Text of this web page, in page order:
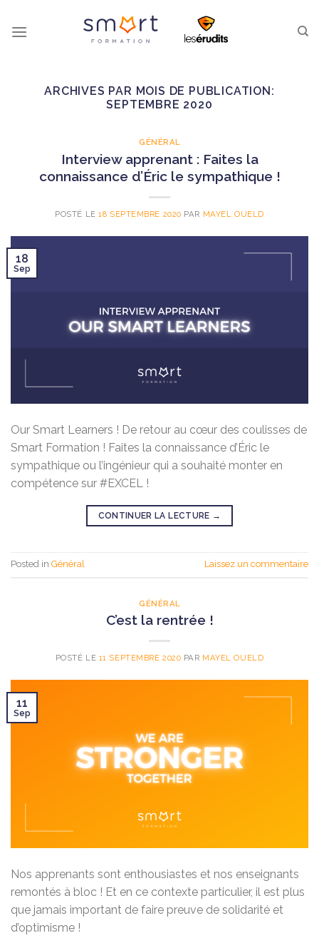
ARCHIVES PAR MOIS DE PUBLICATION:
SEPTEMBRE 2020
GÉNÉRAL
Interview apprenant : Faites la
connaissance d’Éric le sympathique !
POSTÉ LE18 SEPTEMBRE 2020 PAR MAYEL OUELD
18
Sep
Our Smart Learners ! De retour au cœur des coulisses de
Smart Formation ! Faites la connaissance d’Éric le
sympathique ou l’ingénieur qui a souhaité monter en
compétence sur #EXCEL !
CONTINUER LA LECTURE →
Posted in Général Laissez un commentaire
GÉNÉRAL
C’est la rentrée !
POSTÉ LE 11 SEPTEMBRE 2020 PAR MAYEL OUELD
11
Sep
Nos apprenants sont enthousiastes et nos enseignants
remontés à bloc ! Et en ce contexte particulier, il est plus
que jamais important de faire preuve de solidarité et
d’optimisme !